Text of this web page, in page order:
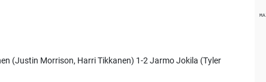
(Justin Morrison, Harri Tikkanen) 1-2 Jarmo Jokila (Tyler